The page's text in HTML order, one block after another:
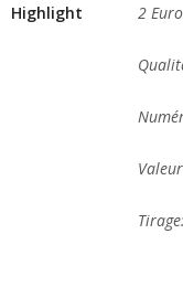
Highlight 2